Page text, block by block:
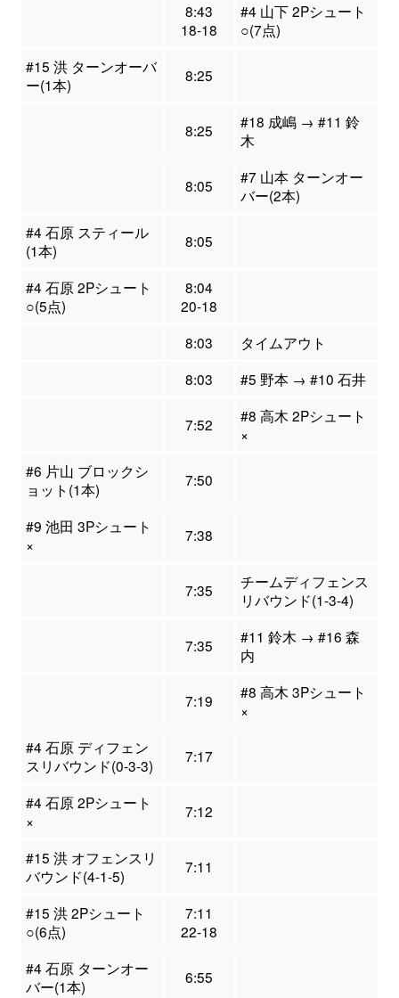
8:43
18-18
#4 山下 2Pシュート
○(7点)
#15 洪 ターンオーバ
ー(1本)
8:25
8:25
#18 成嶋 → #11 鈴
木
8:05
#7 山本 ターンオー
バー(2本)
#4 石原 スティール
(1本)
8:05
#4 石原 2Pシュート
○(5点)
8:04
20-18
8:03
タイムアウト
8:03
#5 野本 → #10 石井
7:52
#8 高木 2Pシュート
×
#6 片山 ブロックシ
ョット(1本)
7:50
#9 池田 3Pシュート
×
7:38
7:35
チームディフェンス
リバウンド(1-3-4)
7:35
#11 鈴木 → #16 森
内
7:19
#8 高木 3Pシュート
×
#4 石原 ディフェン
スリバウンド(0-3-3)
7:17
#4 石原 2Pシュート
×
7:12
#15 洪 オフェンスリ
バウンド(4-1-5)
7:11
#15 洪 2Pシュート
○(6点)
7:11
22-18
#4 石原 ターンオー
バー(1本)
6:55